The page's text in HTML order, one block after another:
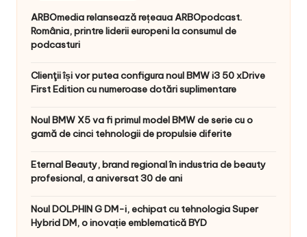
ARBOmedia relansează rețeaua ARBOpodcast.
România, printre liderii europeni la consumul de
podcasturi
Clienţii își vor putea configura noul BMW i3 50 xDrive
First Edition cu numeroase dotări suplimentare
Noul BMW X5 va fi primul model BMW de serie cu o
gamă de cinci tehnologii de propulsie diferite
Eternal Beauty, brand regional în industria de beauty
profesional, a aniversat 30 de ani
Noul DOLPHIN G DM-i, echipat cu tehnologia Super
Hybrid DM, o inovație emblematică BYD